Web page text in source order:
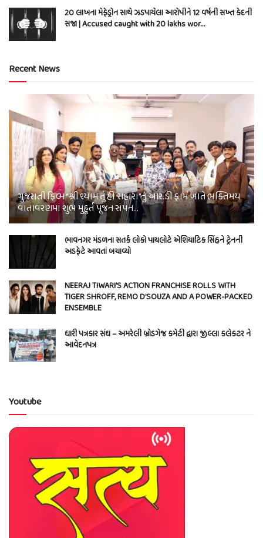
20 લાખના મેફેડ્રોન સાથે ઝડપાયેલા આરોપીને 12 વર્ષની સખ્ત કેદની
સજા | Accused caught with 20 lakhs wor…
Recent News
ગુજરાતી ફિલ્મ “શ્રી શ્યામ તું હી સહારા”નું આર.ડી ફાર્મ ખાતે ભક્તિમય
વાતાવરણમાં શુભ મુહૂર્ત પૂજન સંપન…
ભાવનગર મંડળના સતર્ક લોકો પાયલોટે એશિયાટિક સિંહને ટ્રેનની
અડફેટે આવતાં બચાવ્યો
NEERAJ TIWARI’S ACTION FRANCHISE ROLLS WITH
TIGER SHROFF, REMO D’SOUZA AND A POWER-PACKED
ENSEMBLE
ધારી પત્રકાર સંઘ – અમરેલી બ્રોડગેજ કમેટી દ્વારા જીલ્લા કલેકટર ને
આવેદનપત્ર
Youtube